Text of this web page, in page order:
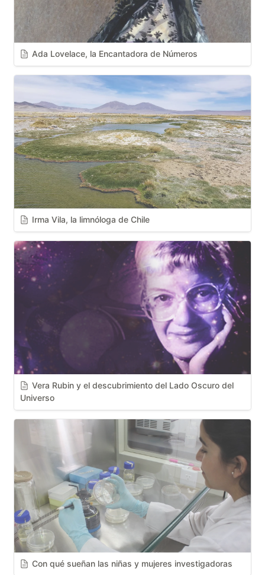
Ada Lovelace, la Encantadora de Números
Irma Vila, la limnóloga de Chile
Vera Rubin y el descubrimiento del Lado Oscuro del
Universo
Con qué sueñan las niñas y mujeres investigadoras